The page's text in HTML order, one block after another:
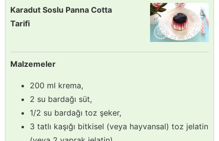
Karadut Soslu Panna Cotta
Tarifi
Malzemeler
200 ml krema,
2 su bardağı süt,
1/2 su bardağı toz şeker,
3 tatlı kaşığı bitkisel (veya hayvansal) toz jelatin